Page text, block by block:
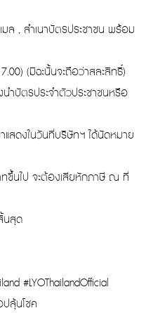
ล , สำเนาบัตรประชาชน พร้อม
(มิฉะนั้นจะถือว่าสละสิทธิ์)
ำบัตรประจำตัวประชาชนหรือ
แสดงในวันที่บริษัทฯ ได้นัดหมาย
ขึ้นไป จะต้องเสียหักภาษี ณ ที่
นสุด
#LYOThailandOfficial
ลุ้นโชค